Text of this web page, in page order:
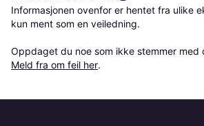
Informasjonen ovenfor er hentet fra ulike
kun ment som en veiledning.
Oppdaget du noe som ikke stemmer
Meld fra om feil her.